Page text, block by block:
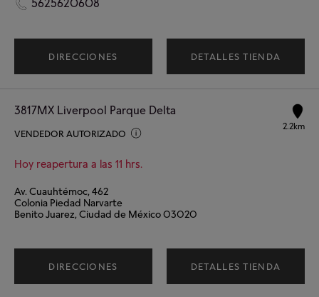
5625620608
DIRECCIONES DETALLES TIENDA
3817MX Liverpool Parque Delta
VENDEDOR AUTORIZADO
Hoy reapertura a las 11 hrs.
2.2km
Av. Cuauhtémoc, 462
Colonia Piedad Narvarte
Benito Juarez, Ciudad de México 03020
DIRECCIONES DETALLES TIENDA